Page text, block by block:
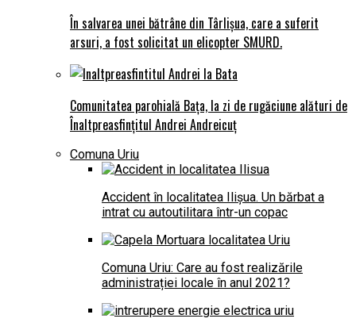
În salvarea unei bătrâne din Târlișua, care a suferit
arsuri, a fost solicitat un elicopter SMURD.
Comunitatea parohială Bața, la zi de rugăciune alături de
Înaltpreasfințitul Andrei Andreicuț
Comuna Uriu
Accident în localitatea Ilișua. Un bărbat a
intrat cu autoutilitara într-un copac
Comuna Uriu: Care au fost realizările
administrației locale în anul 2021?